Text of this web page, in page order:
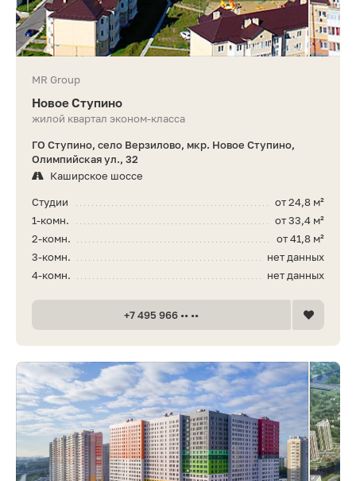
MR Group
Новое Ступино
жилой квартал эконом-класса
ГО Ступино, село Верзилово, мкр. Новое Ступино,
Олимпийская ул., 32
Каширское шоссе
от 24,8 м²
Студии
от 33,4 м²
1-комн.
от 41,8 м²
2-комн.
нет данных
3-комн.
нет данных
4-комн.
+7 495 966 •• ••